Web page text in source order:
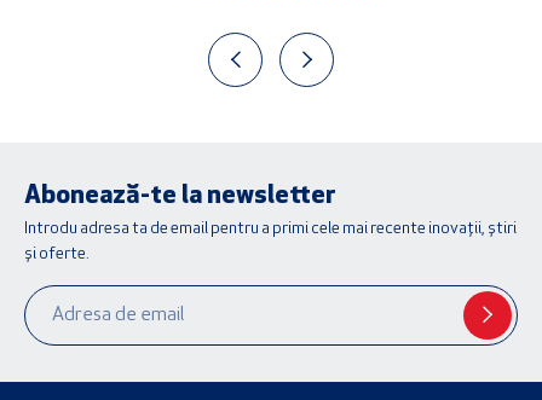
fost:
3.973,00 €.
2.980,00 €.
Abonează-te la newsletter
Introdu adresa ta de email pentru a primi cele mai recente inovații, știri
și oferte.